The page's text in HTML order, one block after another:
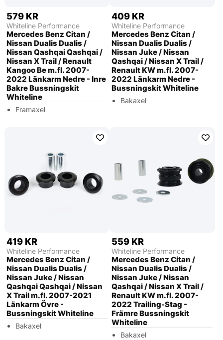
579 KR
Whiteline Performance
Mercedes Benz Citan /
Nissan Dualis Dualis /
Nissan Qashqai Qashqai /
Nissan X Trail / Renault
Kangoo Be m.fl. 2007-
2022 Länkarm Nedre - Inre
Bakre Bussningskit
Whiteline
Framaxel
409 KR
Whiteline Performance
Mercedes Benz Citan /
Nissan Dualis Dualis /
Nissan Juke / Nissan
Qashqai / Nissan X Trail /
Renault KW m.fl. 2007-
2022 Länkarm Nedre -
Bussningskit Whiteline
Bakaxel
419 KR
Whiteline Performance
Mercedes Benz Citan /
Nissan Dualis Dualis /
Nissan Juke / Nissan
Qashqai Qashqai / Nissan
X Trail m.fl. 2007-2021
Länkarm Övre -
Bussningskit Whiteline
Bakaxel
559 KR
Whiteline Performance
Mercedes Benz Citan /
Nissan Dualis Dualis /
Nissan Juke / Nissan
Qashqai / Nissan X Trail /
Renault KW m.fl. 2007-
2022 Trailing-Stag -
Främre Bussningskit
Whiteline
Bakaxel